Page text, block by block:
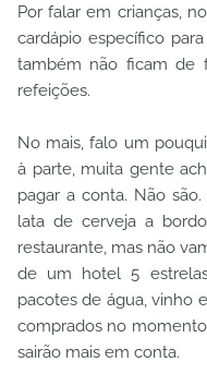
Por falar em crianças,
cardápio específico
também não ficam de
refeições.
No mais, falo um
à parte, muita gente
pagar a conta. Não
lata de cerveja a
restaurante, mas não
de um hotel 5
pacotes de água, vinho
comprados no
sairão mais em conta.